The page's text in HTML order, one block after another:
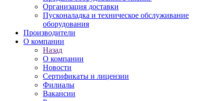
Организация доставки
Пусконаладка и техническое обслуживание
оборудования
Производители
О компании
Назад
О компании
Новости
Сертификаты и лицензии
Филиалы
Вакансии